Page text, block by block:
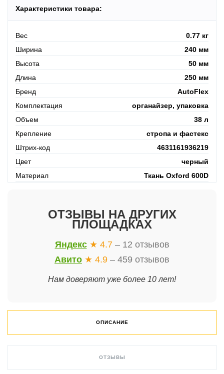
Характеристики товара:
Вес
0.77 кг
Ширина
240 мм
Высота
50 мм
Длина
250 мм
Бренд
AutoFlex
Комплектация
органайзер, упаковка
Объем
38 л
Крепление
стропа и фастекс
Штрих-код
4631161936219
Цвет
черный
Материал
Ткань Oxford 600D
ОТЗЫВЫ НА ДРУГИХ
ПЛОЩАДКАХ
Яндекс ★ 4.7 – 12 отзывов
Авито ★ 4.9 – 459 отзывов
Нам доверяют уже более 10 лет!
ОПИСАНИЕ
ОТЗЫВЫ